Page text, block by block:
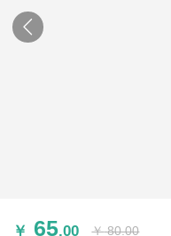
￥ 65.00 ￥ 80.00